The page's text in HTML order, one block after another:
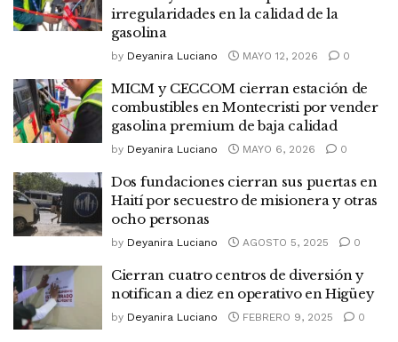
irregularidades en la calidad de la
gasolina
by Deyanira Luciano MAYO 12, 2026 0
MICM y CECCOM cierran estación de
combustibles en Montecristi por vender
gasolina premium de baja calidad
by Deyanira Luciano MAYO 6, 2026 0
Dos fundaciones cierran sus puertas en
Haití por secuestro de misionera y otras
ocho personas
by Deyanira Luciano AGOSTO 5, 2025 0
Cierran cuatro centros de diversión y
notifican a diez en operativo en Higüey
by Deyanira Luciano FEBRERO 9, 2025 0